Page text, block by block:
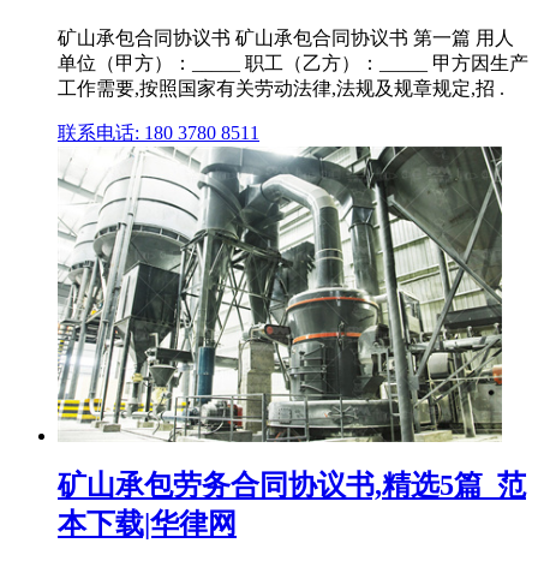
矿山承包合同协议书 矿山承包合同协议书 第一篇 用人
单位（甲方）：_____ 职工（乙方）：_____ 甲方因生产
工作需要,按照国家有关劳动法律,法规及规章规定,招 .
联系电话: 180 3780 8511
矿山承包劳务合同协议书,精选5篇_范
本下载|华律网